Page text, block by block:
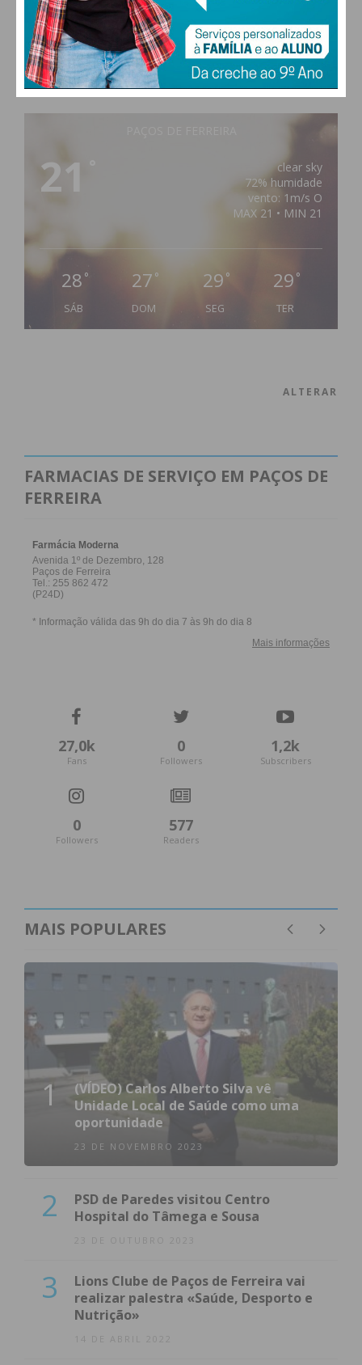
21
clear sky
72% humidade
vento: 1m/s O
MAX 21 • MIN 21
28 °
SÁB
27 °
DOM
29 °
SEG
29 °
TER
ALTERAR
FARMACIAS DE SERVIÇO EM PAÇOS DE
FERREIRA
27,0k
Fans
0
Followers
1,2k
Subscribers
0
Followers
577
Readers
MAIS POPULARES
1
(VÍDEO) Carlos Alberto Silva vê
Unidade Local de Saúde como uma
oportunidade
23 DE NOVEMBRO 2023
2
PSD de Paredes visitou Centro
Hospital do Tâmega e Sousa
23 DE OUTUBRO 2023
3
Lions Clube de Paços de Ferreira vai
realizar palestra «Saúde, Desporto e
Nutrição»
14 DE ABRIL 2022